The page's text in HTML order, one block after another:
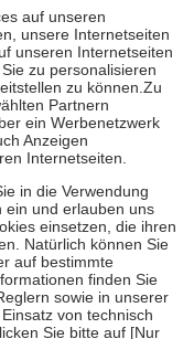
in Höhe von zehn
jedochfünf Euround
als die
Online-Apotheken.
beträgt die
zehn Euro je
eigene Gesundheit
Familie zu unterstützen,
18. Lebensjahr
die von der